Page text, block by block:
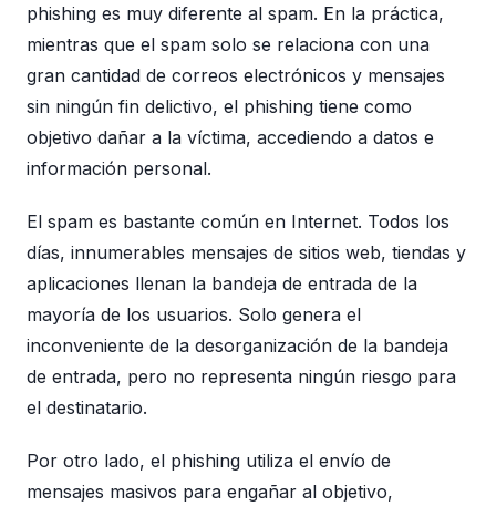
phishing es muy diferente al spam. En la práctica,
mientras que el spam solo se relaciona con una
gran cantidad de correos electrónicos y mensajes
sin ningún fin delictivo, el phishing tiene como
objetivo dañar a la víctima, accediendo a datos e
información personal.
El spam es bastante común en Internet. Todos los
días, innumerables mensajes de sitios web, tiendas y
aplicaciones llenan la bandeja de entrada de la
mayoría de los usuarios. Solo genera el
inconveniente de la desorganización de la bandeja
de entrada, pero no representa ningún riesgo para
el destinatario.
Por otro lado, el phishing utiliza el envío de
mensajes masivos para engañar al objetivo,